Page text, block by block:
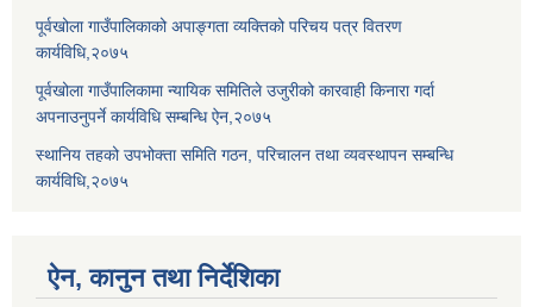
पूर्वखोला गाउँपालिकाको अपाङ्गता व्यक्तिको परिचय पत्र वितरण
कार्यविधि,२०७५
पूर्वखोला गाउँपालिकामा न्यायिक समितिले उजुरीको कारवाही किनारा गर्दा
अपनाउनुपर्ने कार्यविधि सम्बन्धि ऐन,२०७५
स्थानिय तहको उपभोक्ता समिति गठन, परिचालन तथा व्यवस्थापन सम्बन्धि
कार्यविधि,२०७५
ऐन, कानुन तथा निर्देशिका